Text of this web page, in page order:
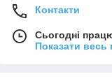
Контакти
Сьогодні
Показати весь